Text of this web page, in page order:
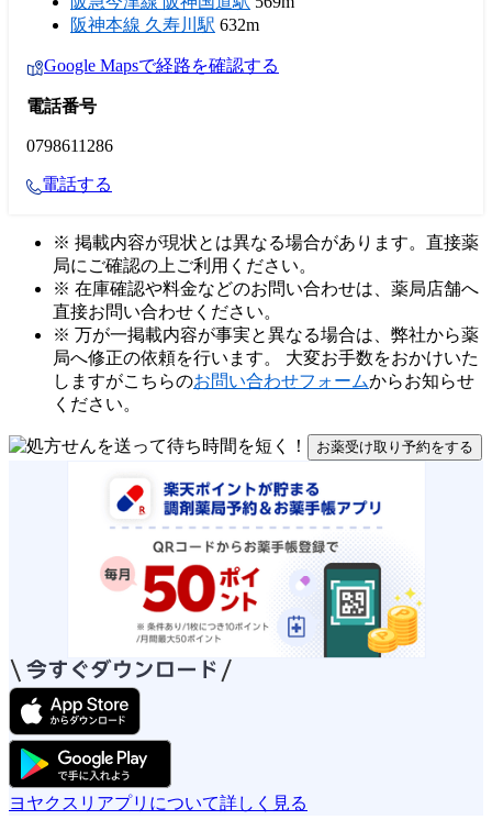
阪神本線 久寿川駅 632m
Google Mapsで経路を確認する
電話番号
0798611286
電話する
※ 掲載内容が現状とは異なる場合があります。直接薬
局にご確認の上ご利用ください。
※ 在庫確認や料金などのお問い合わせは、薬局店舗へ
直接お問い合わせください。
※ 万が一掲載内容が事実と異なる場合は、弊社から薬
局へ修正の依頼を行います。 大変お手数をおかけいた
しますがこちらのお問い合わせフォームからお知らせ
ください。
お薬受け取り予約をする
ヨヤクスリアプリについて詳しく見る